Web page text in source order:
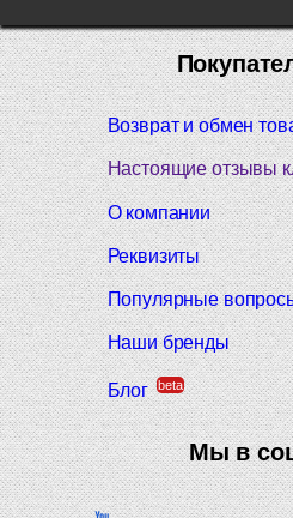
Возврат и обмен
Настоящие отзывы
О компании
Реквизиты
Популярные
Наши бренды
Блог beta
Мы в